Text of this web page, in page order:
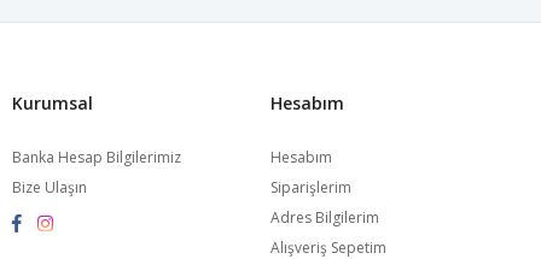
Kurumsal
Banka Hesap Bilgilerimiz
Bize Ulaşın
Hesabım
Hesabım
Siparişlerim
Adres Bilgilerim
Alışveriş Sepetim